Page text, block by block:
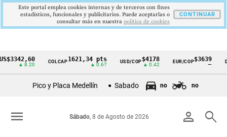
Cintillo
Colombia
COLCAP1621,34 pts USD/COP$4178
▲ 0.42
EUR/COP$3639
—
Pico y Placa Medellín Sabado no no
person search
Sábado, 8 de Agosto de 2026
menu
Este portal emplea cookies internas y de terceros con fines
estadísticos, funcionales y publicitarios. Puede aceptarlas o
consultar más en nuestra politica de cookies
CONTINUAR